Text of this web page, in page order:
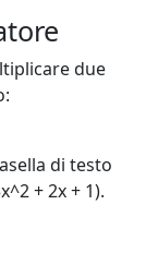
due
di testo
+ 2x + 1).